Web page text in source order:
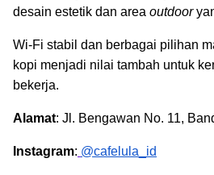
desain estetik dan area outdoor
Wi-Fi stabil dan berbagai pilihan
kopi menjadi nilai tambah untuk
bekerja.
Alamat: Jl. Bengawan No. 11,
Instagram: @cafelula_id